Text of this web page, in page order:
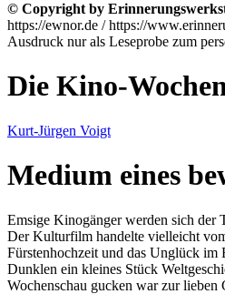
© Copyright by
https://ewnor.de / https://
Ausdruck nur als Leseprobe zum
Die Kino-
Kurt-Jürgen Voigt
Medium eines
Emsige Kinogänger werden sich der
Der Kulturfilm handelte vielleicht
Fürstenhochzeit und das Unglück im
Dunklen ein kleines Stück
Wochenschau gucken war zur